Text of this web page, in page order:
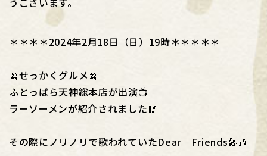
＊＊＊＊2024年2月18日（日）19時＊＊＊＊＊
🍌せっかくグルメ🍌
ふとっぱら天神総本店が出演📺
ラーソーメンが紹介されました🥢
その際にノリノリで歌われていたDear Friends🎤🎶